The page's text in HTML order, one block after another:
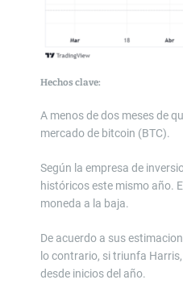
Hechos clave:
A menos de dos meses de
mercado de bitcoin (BTC).
Según la empresa de
históricos este mismo año.
moneda a la baja.
De acuerdo a sus
lo contrario, si triunfa
desde inicios del año.